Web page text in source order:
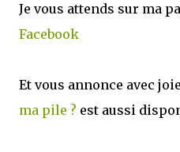
Je vous attends sur ma
Facebook
Et vous annonce avec
ma pile ? est aussi